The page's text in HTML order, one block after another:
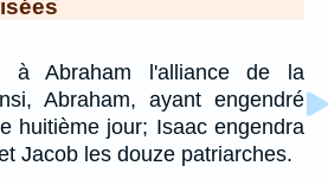
à Abraham l'alliance de la
Abraham, ayant engendré
huitième jour; Isaac engendra
Jacob les douze patriarches.